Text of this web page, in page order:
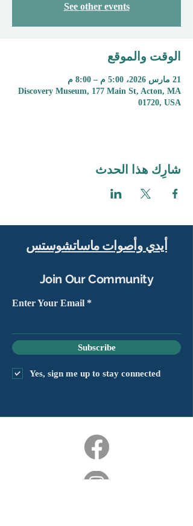
See other events
الوقت والموقع
21 مارس 2026، 5:00 م – 8:00 م
Discovery Museum, 177 Main St, Acton, MA
01720, USA
شارِك هذا الحدث
أيدي وأصوات ماساتشوستس
Join Our Community
Enter Your Email
Subscribe
Yes, sign me up to stay connected